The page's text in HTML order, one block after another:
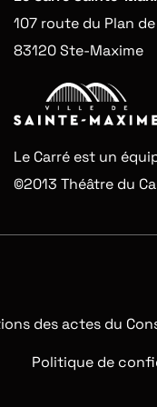
107 route du Plan de
83120 Ste-Maxime
Le Carré est un
©2013 Théâtre du
des actes du
Politique de